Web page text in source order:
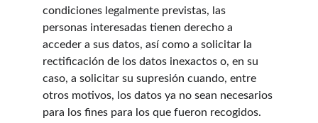
condiciones legalmente previstas, las
personas interesadas tienen derecho a
acceder a sus datos, así como a solicitar la
rectificación de los datos inexactos o, en su
caso, a solicitar su supresión cuando, entre
otros motivos, los datos ya no sean necesarios
para los fines para los que fueron recogidos.